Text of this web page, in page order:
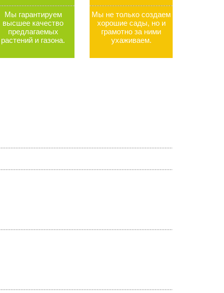
Мы гарантируем
высшее качество
предлагаемых
растений и газона.
Мы не только создаем
хорошие сады, но и
грамотно за ними
ухаживаем.